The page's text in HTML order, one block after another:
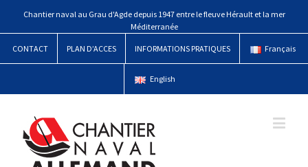
Chantier naval au Grau d'Agde depuis 1947 entre le fleuve Hérault et la mer
Méditerranée
CONTACT PLAN D’ACCES INFORMATIONS PRATIQUES Français
English